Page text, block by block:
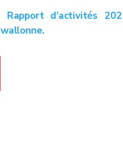
Rapport d’activités
wallonne.